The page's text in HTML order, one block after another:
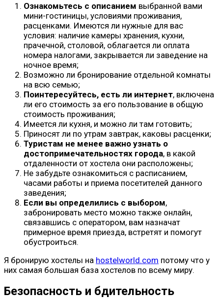
Ознакомьтесь с описанием выбранной вами
мини-гостиницы, условиями проживания,
расценками. Имеются ли нужные для вас
условия: наличие камеры хранения, кухни,
прачечной, столовой, облагается ли оплата
номера налогами, закрывается ли заведение на
ночное время;
Возможно ли бронирование отдельной комнаты
на всю семью;
Поинтересуйтесь, есть ли интернет, включена
ли его стоимость за его пользование в общую
стоимость проживания;
Имеется ли кухня, и можно ли там готовить;
Приносят ли по утрам завтрак, каковы расценки;
Туристам не менее важно узнать о
достопримечательностях города, в какой
отдаленности от хостела они расположены;
Не забудьте ознакомиться с расписанием,
часами работы и приема посетителей данного
заведения;
Если вы определились с выбором,
забронировать место можно также онлайн,
связавшись с оператором, вам назначат
примерное время приезда, встретят и помогут
обустроиться.
Я бронирую хостелы на hostelworld.com потому что у
них самая большая база хостелов по всему миру.
Безопасность и бдительность